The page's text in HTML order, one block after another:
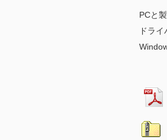
PCと
ドラ